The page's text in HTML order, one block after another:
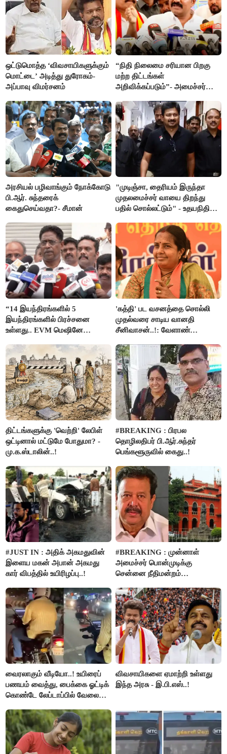
ஒட்டுமொத்த ‘விவசாயிகளுக்கும்
மொட்டை’ அடித்து துரோகம்-
அப்பாவு விமர்சனம்
“நிதி நிலைமை சரியான பிறகு
மற்ற திட்டங்கள்
அறிவிக்கப்படும்”- அமைச்சர்
அரசியல் பழிவாங்கும் நோக்கோடு
பி.ஆர். சுந்தரைக்
கைதுசெய்வதா?- சீமான்
"முடிஞ்சா, தைரியம் இருந்தா
முதலமைச்சர் வாயை திறந்து
பதில் சொல்லட்டும்" - உதயநிதி
“14 இயந்திரங்களில் 5
இயந்திரங்களில் பிரச்சனை
உள்ளது.. EVM மெஷினே
இளங்கோ
'கத்தி' பட வசனத்தை சொல்லி
முதல்வரை சாடிய வானதி
சீனிவாசன்..!: வேளாண்
எதிர்ப்பு!
திட்டங்களுக்கு 'வெற்றி' லேபிள்
ஒட்டினால் மட்டுமே போதுமா? -
மு.க.ஸ்டாலின்..!
#BREAKING : பிரபல
தொழிலதிபர் பி.ஆர்.சுந்தர்
பெங்களூருவில் கைது..!
#JUST IN : அதிக் அகமதுவின்
இளைய மகன் அபான் அகமது
கார் விபத்தில் உயிரிழப்பு..!
#BREAKING : முன்னாள்
அமைச்சர் பொன்முடிக்கு
சென்னை நீதிமன்றம்
வைரலாகும் வீடியோ..! உயிரைப்
பணயம் வைத்து, பைக்கை ஓட்டிக்
கொண்டே லேப்டாப்பில் வேலை
விவசாயிகளை ஏமாற்றி உள்ளது
இந்த அரசு - இ.பி.எஸ்..!